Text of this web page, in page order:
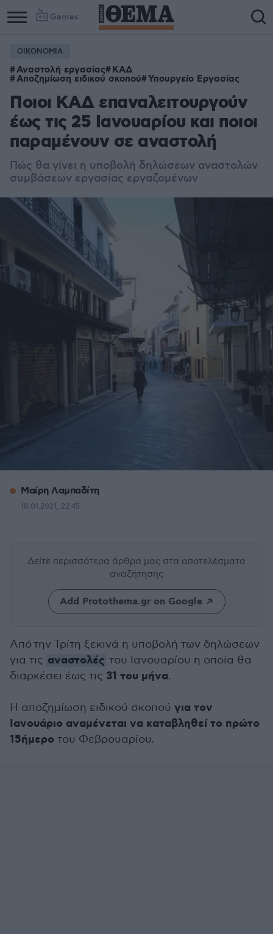
Games
Column
1
Column
2
ΟΙΚΟΝΟΜΙΑ
Αναστολή εργασίας ΚΑΔ
Αποζημίωση ειδικού σκοπού Υπουργείο Εργασίας
Ποιοι ΚΑΔ επαναλειτουργούν
έως τις 25 Ιανουαρίου και ποιοι
παραμένουν σε αναστολή
Πώς θα γίνει η υποβολή δηλώσεων αναστολών
συμβάσεων εργασίας εργαζομένων
Μαίρη Λαμπαδίτη
18.01.2021, 22:45
Δείτε περισσότερα άρθρα μας στα αποτελέσματα
αναζήτησης
Add Protothema.gr on Google
Από την Τρίτη ξεκινά η υποβολή των δηλώσεων
για τις αναστολές του Ιανουαρίου η οποία θα
διαρκέσει έως τις 31 του μήνα.
Η αποζημίωση ειδικού σκοπού για τον
Ιανουάριο αναμένεται να καταβληθεί το πρώτο
15ήμερο του Φεβρουαρίου.